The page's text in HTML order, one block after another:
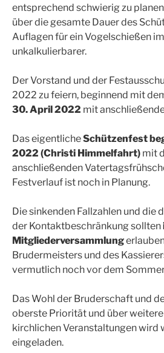
entsprechend schwierig zu
über die gesamte Dauer des
Auflagen für ein Vogelschießen
unkalkulierbarer.
Der Vorstand und der
2022 zu feiern, beginnend mit
30. April 2022 mit
Das eigentlicheSchützenfest
2022 (Christi Himmelfahrt) mit
anschließenden
Festverlauf ist noch in Planung.
Die sinkenden Fallzahlen und
der Kontaktbeschränkung sollten
Mitgliederversammlung
Brudermeisters und des
vermutlich noch vor dem
Das Wohl der Bruderschaft und
oberste Priorität und über weitere
kirchlichen Veranstaltungen wird
eingeladen.